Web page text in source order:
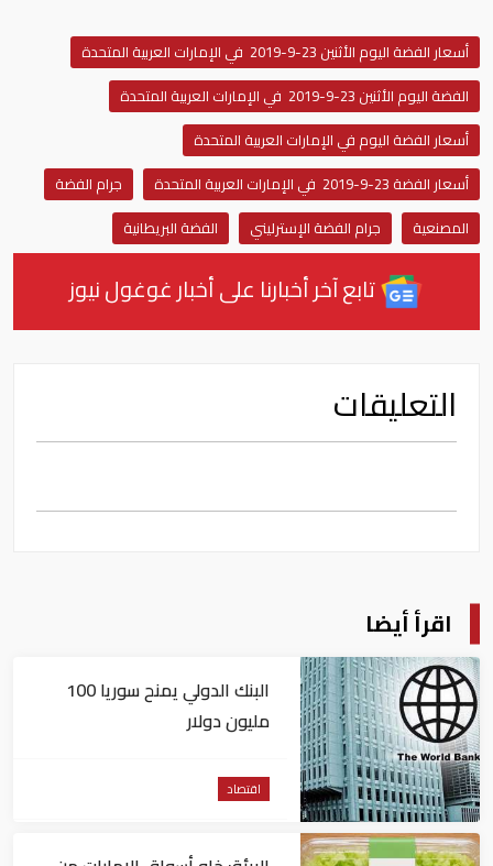
أسعار الفضة اليوم الأثنين 23-9-2019 في الإمارات العربية المتحدة
الفضة اليوم الأثنين 23-9-2019 في الإمارات العربية المتحدة
أسعار الفضة اليوم في الإمارات العربية المتحدة
أسعار الفضة 23-9-2019 في الإمارات العربية المتحدة
جرام الفضة
المصنعية
جرام الفضة الإسترليني الفضة البريطانية
تابع آخر أخبارنا على أخبار غوغول نيوز
التعليقات
اقرأ أيضا
البنك الدولي يمنح سوريا 100
مليون دولار
اقتصاد